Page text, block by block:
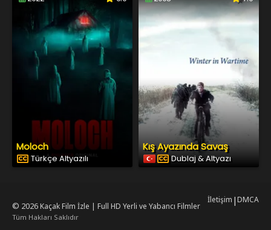
Moloch
Türkçe Altyazılı
Kış Ayazında Savaş
Dublaj & Altyazı
© 2026Kaçak Film İzle | Full HD Yerli ve Yabancı Filmler
Tüm Hakları Saklıdır
İletişim |DMCA